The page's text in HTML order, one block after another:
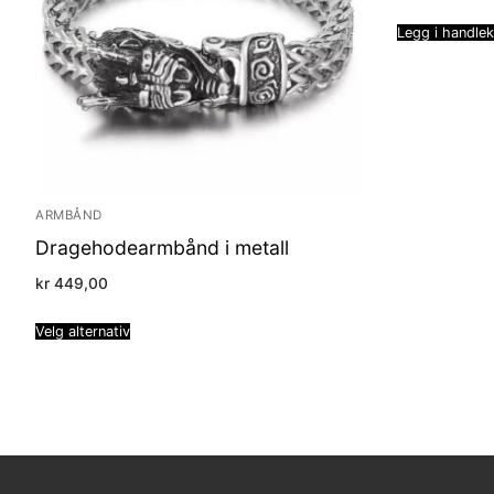
ARMBÅND
Dragehodearmbånd i metall
kr 449,00
Velg alternativ
Legg i